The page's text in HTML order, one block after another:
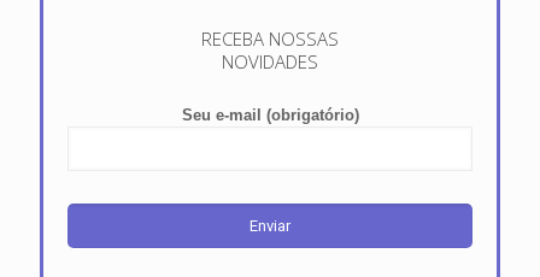
RECEBA NOSSAS
NOVIDADES
Seu e-mail (obrigatório)